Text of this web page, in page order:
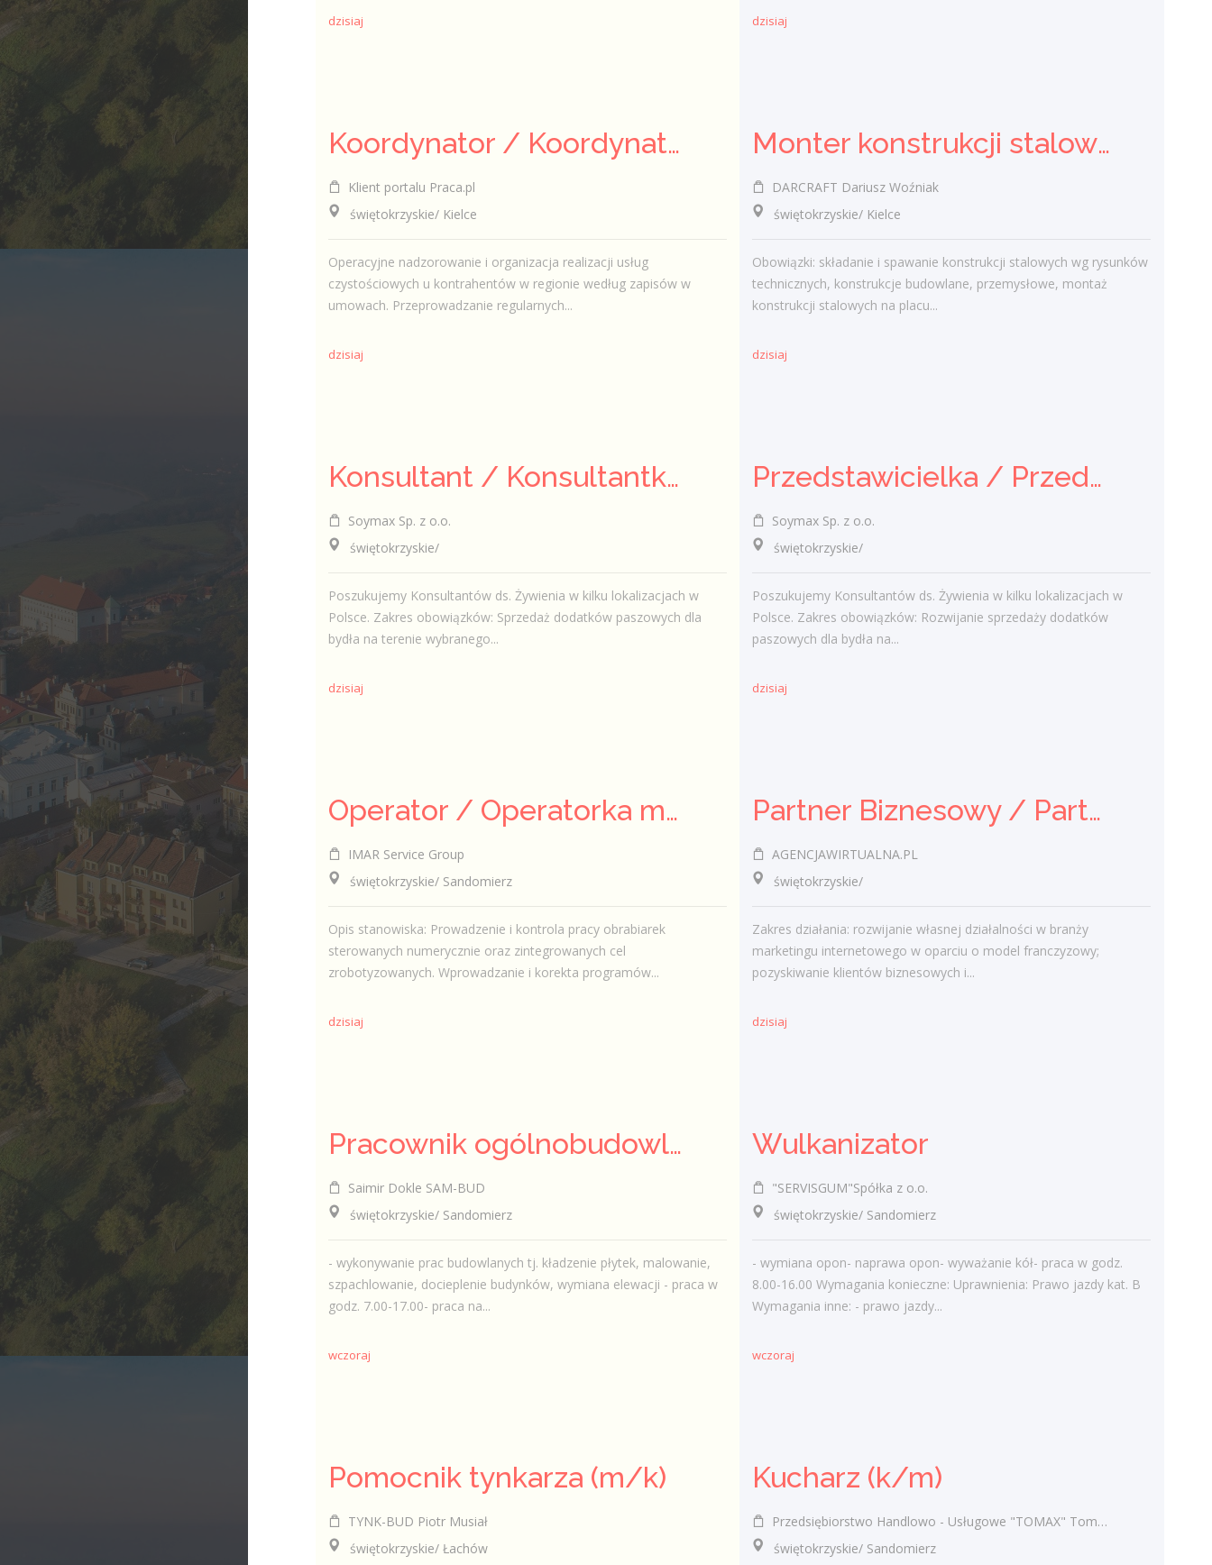
DARCRAFT Dariusz Woźniak
świętokrzyskie/ Kielce
Obowiązki: składanie i spawanie
stalowych na placu...
dzisiaj
Poszukujemy Konsultantów ds. Żywienia w
dzisiaj
Ostatnie wpisy
3 stycznia 2021
W województwie świętokrzyskim
świętokrzyskim
Gość-Obcokrajowcy w
świętokrzyskim
admin
województwie świętokrzyskim
Kategorie
dzisiaj dzisiaj
Koordynator / Koordynatorka Usług Serwisowych i Zespołów Terenowych
Klient portalu Praca.pl
świętokrzyskie/ Kielce
Operacyjne nadzorowanie i organizacja realizacji usług
czystościowych u kontrahentów w regionie według zapisów w
umowach. Przeprowadzanie regularnych...
dzisiaj
Monter konstrukcji stalowych - ślusarz (K/M/I)
DARCRAFT Dariusz Woźniak
świętokrzyskie/ Kielce
Obowiązki: składanie i spawanie konstrukcji stalowych wg rysunków
technicznych, konstrukcje budowlane, przemysłowe, montaż
konstrukcji stalowych na placu...
dzisiaj
Konsultant / Konsultantka ds. żywienia
Soymax Sp. z o.o.
świętokrzyskie/
Poszukujemy Konsultantów ds. Żywienia w kilku lokalizacjach w
Polsce. Zakres obowiązków: Sprzedaż dodatków paszowych dla
bydła na terenie wybranego...
dzisiaj
Przedstawicielka / Przedstawiciel Handlowy ds. Żywienia Zwierząt
Soymax Sp. z o.o.
świętokrzyskie/
Poszukujemy Konsultantów ds. Żywienia w kilku lokalizacjach w
Polsce. Zakres obowiązków: Rozwijanie sprzedaży dodatków
paszowych dla bydła na...
dzisiaj
Operator / Operatorka maszyn CNC (K/M)
IMAR Service Group
świętokrzyskie/ Sandomierz
Opis stanowiska: Prowadzenie i kontrola pracy obrabiarek
sterowanych numerycznie oraz zintegrowanych cel
zrobotyzowanych. Wprowadzanie i korekta programów...
dzisiaj
Partner Biznesowy / Partnerka Biznesowa – agencja marketingu online
AGENCJAWIRTUALNA.PL
świętokrzyskie/
Zakres działania: rozwijanie własnej działalności w branży
marketingu internetowego w oparciu o model franczyzowy;
pozyskiwanie klientów biznesowych i...
dzisiaj
Pracownik ogólnobudowlany ( k/m)
Saimir Dokle SAM-BUD
świętokrzyskie/ Sandomierz
- wykonywanie prac budowlanych tj. kładzenie płytek, malowanie,
szpachlowanie, docieplenie budynków, wymiana elewacji - praca w
godz. 7.00-17.00- praca na...
wczoraj
Wulkanizator
"SERVISGUM"Spółka z o.o.
świętokrzyskie/ Sandomierz
- wymiana opon- naprawa opon- wyważanie kół- praca w godz.
8.00-16.00 Wymagania konieczne: Uprawnienia: Prawo jazdy kat. B
Wymagania inne: - prawo jazdy...
wczoraj
Pomocnik tynkarza (m/k)
TYNK-BUD Piotr Musiał
świętokrzyskie/ Łachów
Kucharz (k/m)
Przedsiębiorstwo Handlowo - Usługowe "TOMAX" Tomasz Winiarski
świętokrzyskie/ Sandomierz